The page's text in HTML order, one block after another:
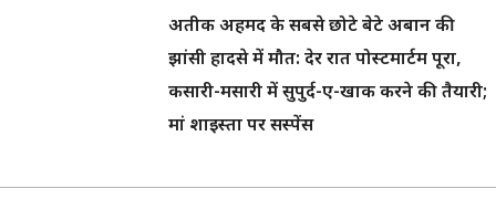
अतीक अहमद के सबसे छोटे बेटे अबान की
झांसी हादसे में मौत: देर रात पोस्टमार्टम पूरा,
कसारी-मसारी में सुपुर्द-ए-खाक करने की तैयारी;
मां शाइस्ता पर सस्पेंस